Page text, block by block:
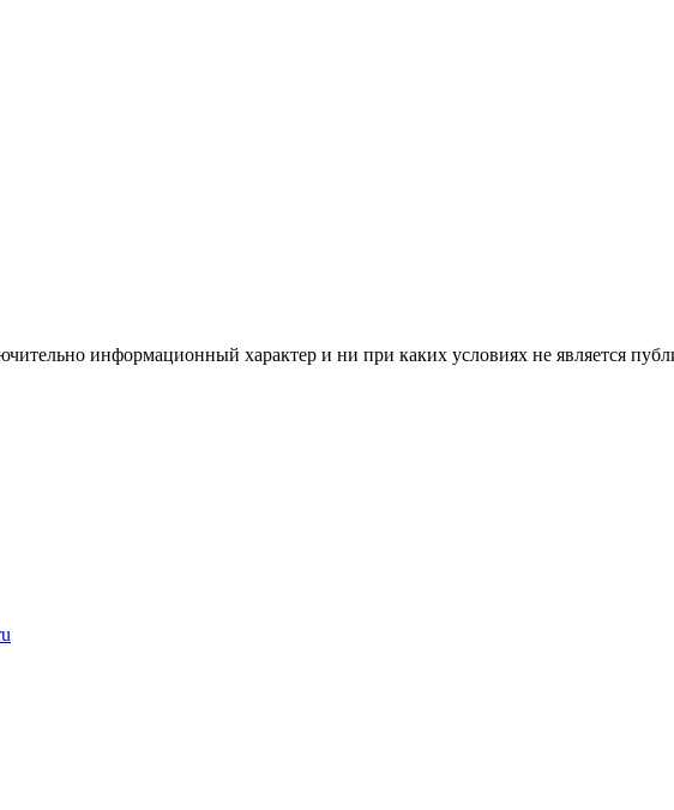
информационный характер и ни при каких условиях не является